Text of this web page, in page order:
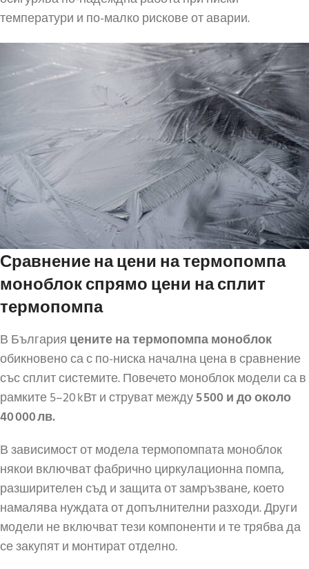
температури и по-малко рискове от аварии.
Сравнение на цени на термопомпа
моноблок спрямо цени на сплит
термопомпа
В България цените на термопомпа моноблок
обикновено са с по-ниска начална цена в сравнение
със сплит системите. Повечето моноблок модели са в
рамките 5–20 kВт и струват между5 500 и до около
40 000 лв.
В зависимост от модела термопомпата моноблок
някои включват фабрично циркулационна помпа,
разширителен съд и защита от замръзване, което
намалява нуждата от допълнителни разходи. Други
модели не включват тези компоненти и те трябва да
се закупят и монтират отделно.